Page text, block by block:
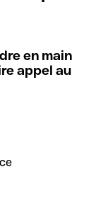
vous devriez
recherche de
vous pouvez
de réaliser vos
en main
appel au